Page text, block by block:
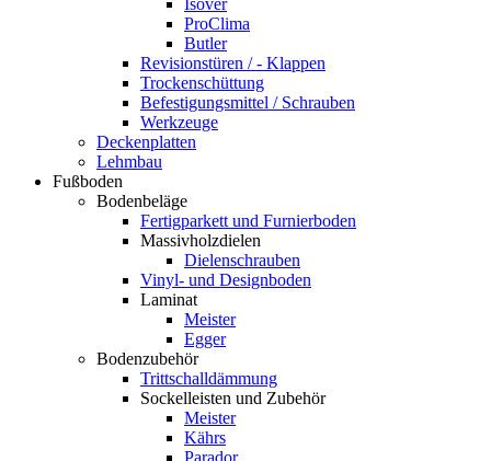
Isover
ProClima
Butler
Revisionstüren / - Klappen
Trockenschüttung
Befestigungsmittel / Schrauben
Werkzeuge
Deckenplatten
Lehmbau
Fußboden
Bodenbeläge
Fertigparkett und Furnierboden
Massivholzdielen
Dielenschrauben
Vinyl- und Designboden
Laminat
Meister
Egger
Bodenzubehör
Trittschalldämmung
Sockelleisten und Zubehör
Meister
Kährs